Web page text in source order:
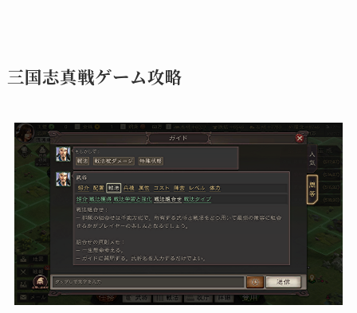
三国志真戦ゲーム攻略